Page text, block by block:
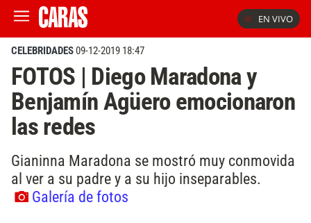
EN VIVO
CELEBRIDADES09-12-2019 18:47
FOTOS | Diego Maradona y
Benjamín Agüero emocionaron
las redes
Gianinna Maradona se mostró muy conmovida
al ver a su padre y a su hijo inseparables.
Galería de fotos